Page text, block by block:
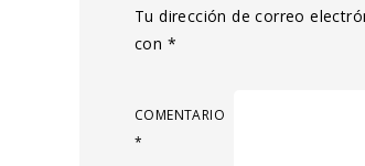
Tu dirección de correo
con *
COMENTARIO
*